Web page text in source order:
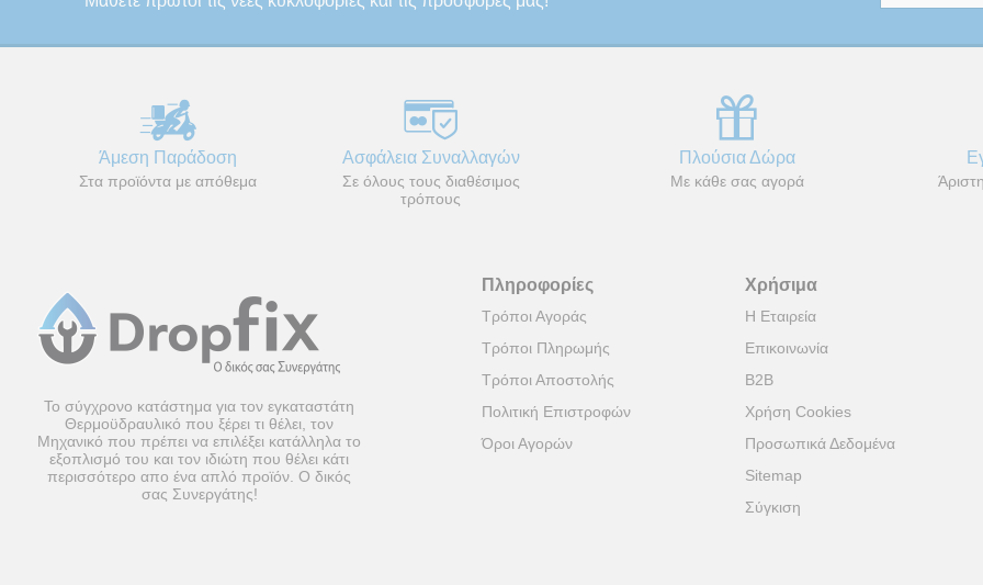
Άμεση Παράδοση
Στα προϊόντα με απόθεμα
Ασφάλεια Συναλλαγών
Σε όλους τους διαθέσιμος
τρόπους
Πλούσια Δώρα
Με κάθε σας αγορά
Το σύγχρονο κατάστημα για τον εγκαταστάτη
Θερμοϋδραυλικό που ξέρει τι θέλει, τον
Μηχανικό που πρέπει να επιλέξει κατάλληλα το
εξοπλισμό του και τον ιδιώτη που θέλει κάτι
περισσότερο απο ένα απλό προϊόν. Ο δικός
σας Συνεργάτης!
Πληροφορίες
Τρόποι Αγοράς
Τρόποι Πληρωμής
Τρόποι Αποστολής
Πολιτική Επιστροφών
Όροι Αγορών
Χρήσιμα
Η Εταιρεία
Επικοινωνία
B2B
Χρήση Cookies
Προσωπικά Δεδομένα
Sitemap
Σύγκιση